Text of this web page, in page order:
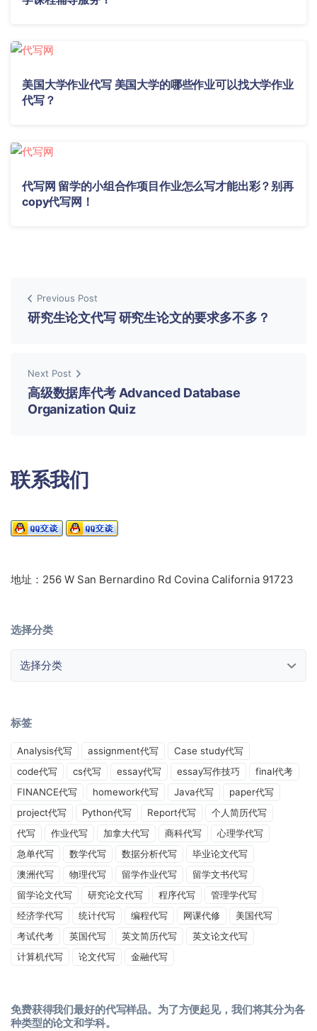
美国大学作业代写 美国大学的哪些作业可以找大学作业
代写？
代写网 留学的小组合作项目作业怎么写才能出彩？别再
copy代写网！
Previous Post
研究生论文代写 研究生论文的要求多不多？
Next Post
高级数据库代考 Advanced Database
Organization Quiz
联系我们
地址：256 W San Bernardino Rd Covina California 91723
选择分类
标签
Analysis代写 assignment代写
Case study代写
code代写
cs代写 essay代写 essay写作技巧
final代考
FINANCE代写
homework代写 Java代写
paper代写
project代写
Python代写 Report代写
个人简历代写
代写
作业代写 加拿大代写 商科代写
心理学代写
急单代写
数学代写 数据分析代写
毕业论文代写
澳洲代写
物理代写 留学作业代写
留学文书代写
留学论文代写
研究论文代写 程序代写
管理学代写
经济学代写
统计代写 编程代写 网课代修
美国代写
考试代考
英国代写 英文简历代写
英文论文代写
计算机代写
论文代写 金融代写
免费获得我们最好的代写样品。为了方便起见，我们将其分为各
种类型的论文和学科。